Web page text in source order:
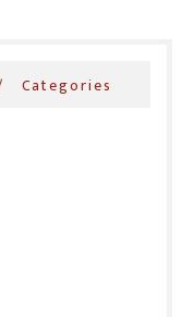
Categories